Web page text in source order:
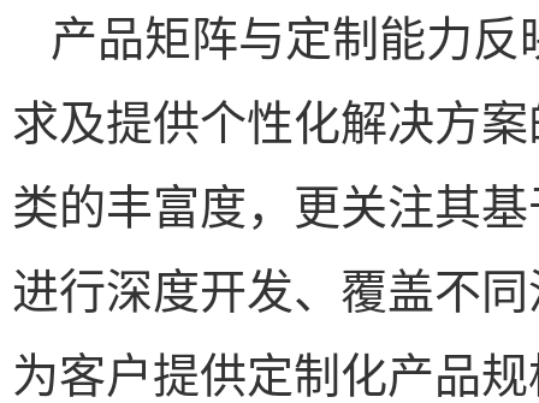
产品矩阵与定制能力
求及提供个性化解决方
类的丰富度，更关注其
进行深度开发、覆盖不
为客户提供定制化产品